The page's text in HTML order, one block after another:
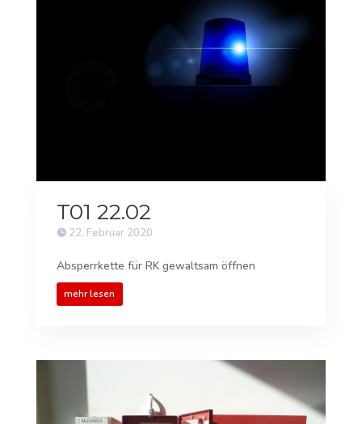
T01 22.02
22. Februar 2020
Absperrkette für RK gewaltsam öffnen
mehr lesen